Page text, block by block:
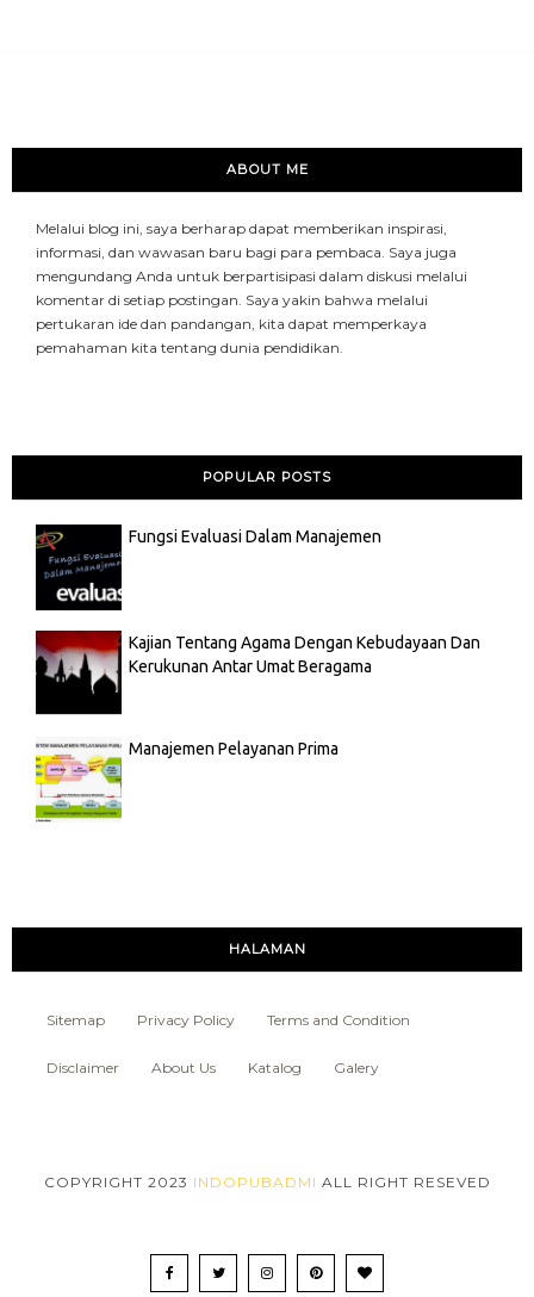
ABOUT ME
Melalui blog ini, saya berharap dapat memberikan inspirasi,
informasi, dan wawasan baru bagi para pembaca. Saya juga
mengundang Anda untuk berpartisipasi dalam diskusi melalui
komentar di setiap postingan. Saya yakin bahwa melalui
pertukaran ide dan pandangan, kita dapat memperkaya
pemahaman kita tentang dunia pendidikan.
POPULAR POSTS
Fungsi Evaluasi Dalam Manajemen
Kajian Tentang Agama Dengan Kebudayaan Dan
Kerukunan Antar Umat Beragama
Manajemen Pelayanan Prima
HALAMAN
Sitemap Privacy Policy Terms and Condition
Disclaimer About Us Katalog Galery
COPYRIGHT 2023 INDOPUBADMI ALL RIGHT RESEVED